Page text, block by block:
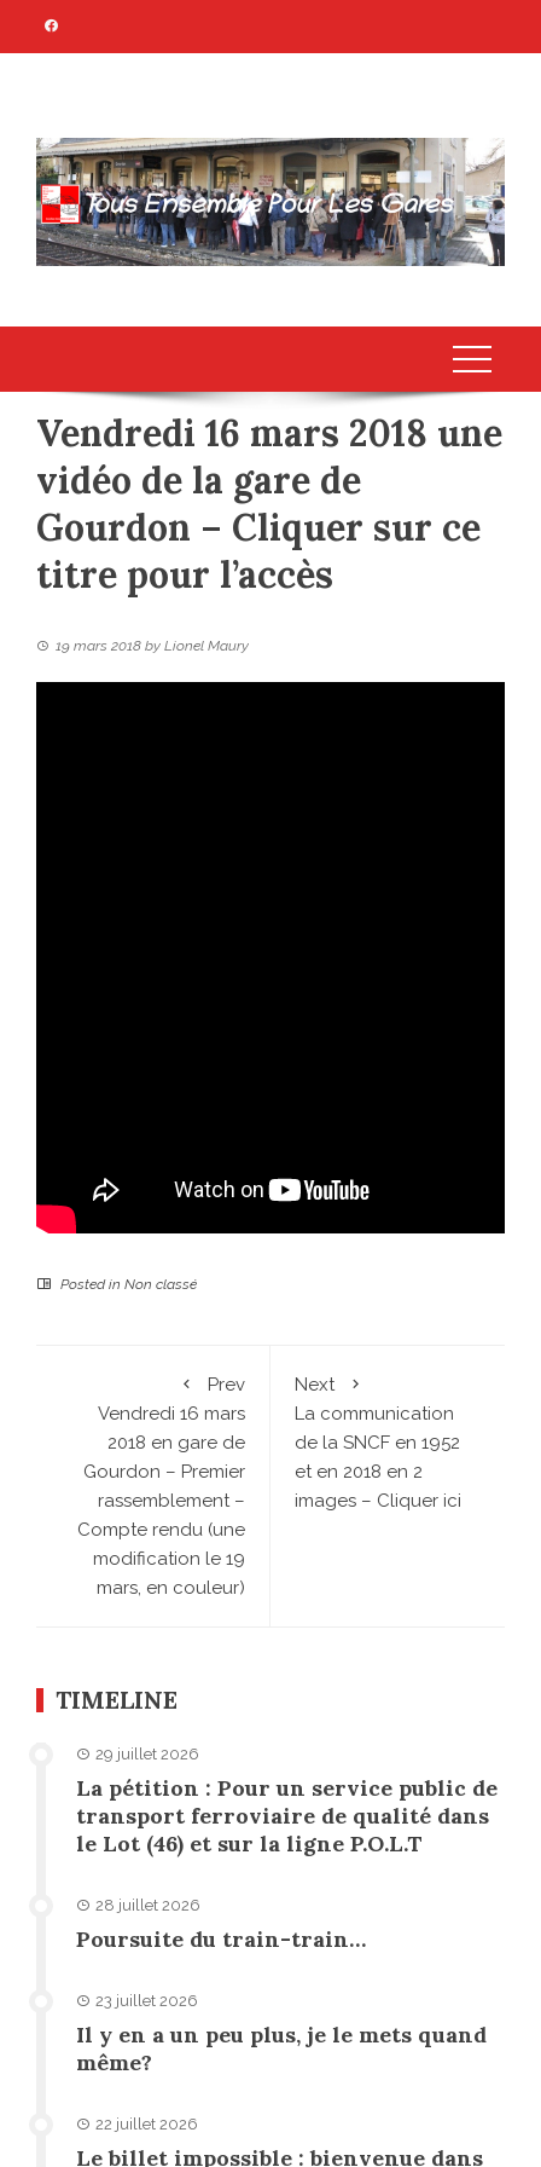
TOUS ENSEMBLE
POUR LES GARES
Association Citoyenne
Vendredi 16 mars 2018 une
vidéo de la gare de
Gourdon – Cliquer sur ce
titre pour l’accès
19 mars 2018 by Lionel Maury
Posted in Non classé
Prev
Vendredi 16 mars
2018 en gare de
Gourdon – Premier
rassemblement –
Compte rendu (une
modification le 19
mars, en couleur)
Next
La communication
de la SNCF en 1952
et en 2018 en 2
images – Cliquer ici
TIMELINE
29 juillet 2026
La pétition : Pour un service public de
transport ferroviaire de qualité dans
le Lot (46) et sur la ligne P.O.L.T
28 juillet 2026
Poursuite du train-train…
23 juillet 2026
Il y en a un peu plus, je le mets quand
même?
22 juillet 2026
Le billet impossible : bienvenue dans